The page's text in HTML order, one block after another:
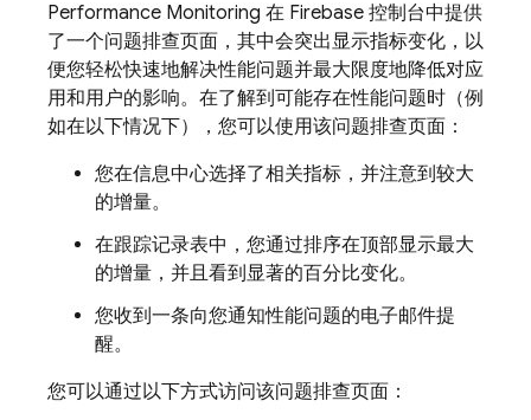
Performance Monitoring 在 Firebase 控制台中提供
了一个问题排查页面，其中会突出显示指标变化，以
便您轻松快速地解决性能问题并最大限度地降低对应
用和用户的影响。在了解到可能存在性能问题时（例
如在以下情况下），您可以使用该问题排查页面：
您在信息中心选择了相关指标，并注意到较大
的增量。
在跟踪记录表中，您通过排序在顶部显示最大
的增量，并且看到显著的百分比变化。
您收到一条向您通知性能问题的电子邮件提
醒。
您可以通过以下方式访问该问题排查页面：